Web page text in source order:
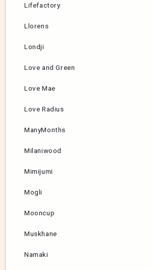
Lifefactory
Llorens
Londji
Love and Green
Love Mae
Love Radius
ManyMonths
Milaniwood
Mimijumi
Mogli
Mooncup
Muskhane
Namaki